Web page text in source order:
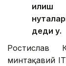
қилиш
деди у.
Ростислав
минтақавий